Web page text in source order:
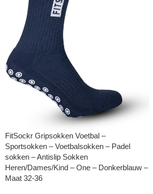
FitSockr Gripsokken Voetbal –
Sportsokken – Voetbalsokken – Padel
sokken – Antislip Sokken
Heren/Dames/Kind – One – Donkerblauw –
Maat 32-36